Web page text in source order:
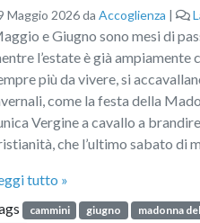
Maggio 2026da Accoglienza |
e Giugno sono mesi di
l’estate è già ampiamente
più da vivere, si
come la festa della
Vergine a cavallo a
che l’ultimo sabato di
tutto »
cammini giugno madonna